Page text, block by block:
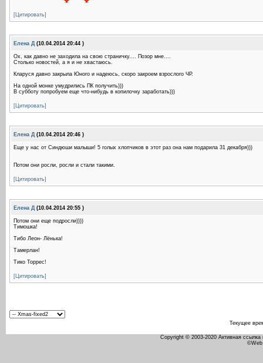
[Цитировать]
Елена Д(10.04.2014 20:44 )
Ох, как давно не заходила на свою страничку.... Позор мне....
Столько новостей, а я и не хвастаюсь.
Кларуся давно закрыла Юного и надеюсь, скоро закроем взрослого ЧР.
На одной монке умудрились ПК получить)))
В субботу попробуем еще что-нибудь в копилочку заработать)))
[Цитировать]
Елена Д(10.04.2014 20:46 )
Еще у нас от Синдюши малыши! 5 голых хлопчиков в этот раз она нам подарила 31 декабря)))
Потом они росли, росли и стали такими.
[Цитировать]
Елена Д(10.04.2014 20:55 )
Потом они еще подросли))))
Тимошка!
Тибо Леон- Лёнька!
Тамерлан!
Тико Торрес!
[Цитировать]
Текущее
Copyright © 2003-2020 Активная ссылка